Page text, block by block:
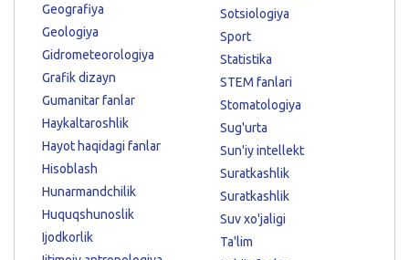
Geografiya
Geologiya
Gidrometeorologiya
Grafik dizayn
Gumanitar fanlar
Haykaltaroshlik
Hayot haqidagi fanlar
Hisoblash
Hunarmandchilik
Huquqshunoslik
Ijodkorlik
Sotsiologiya
Sport
Statistika
STEM fanlari
Stomatologiya
Sug'urta
Sun'iy intellekt
Suratkashlik
Suratkashlik
Suv xo'jaligi
Ta'lim